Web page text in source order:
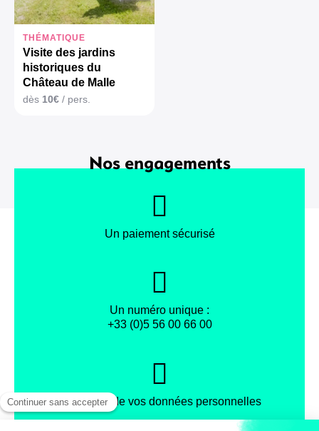
THÉMATIQUE
Visite des jardins
historiques du
Château de Malle
dès 10€ / pers.
Nos engagements
Un paiement sécurisé
Un numéro unique :
+33 (0)5 56 00 66 00
Protection de vos données personnelles